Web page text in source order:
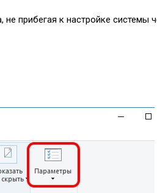
прибегая к настройке системы